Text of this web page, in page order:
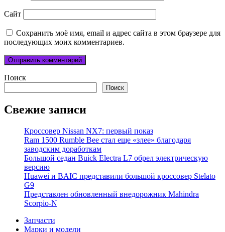
Сайт
Сохранить моё имя, email и адрес сайта в этом браузере для
последующих моих комментариев.
Поиск
Поиск
Свежие записи
Кроссовер Nissan NX7: первый показ
Ram 1500 Rumble Bee стал еще «злее» благодаря
заводским доработкам
Большой седан Buick Electra L7 обрел электрическую
версию
Huawei и BAIC представили большой кроссовер Stelato
G9
Представлен обновленный внедорожник Mahindra
Scorpio-N
Запчасти
Марки и модели